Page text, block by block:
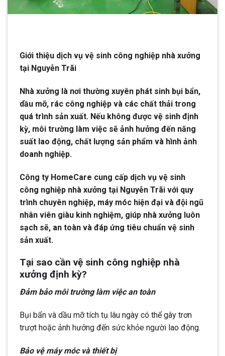
Giới thiệu dịch vụ vệ sinh công nghiệp nhà xưởng
tại Nguyễn Trãi
Nhà xưởng là nơi thường xuyên phát sinh bụi bẩn,
dầu mỡ, rác công nghiệp và các chất thải trong
quá trình sản xuất. Nếu không được vệ sinh định
kỳ, môi trường làm việc sẽ ảnh hưởng đến năng
suất lao động, chất lượng sản phẩm và hình ảnh
doanh nghiệp.
Công ty HomeCare cung cấp dịch vụ vệ sinh
công nghiệp nhà xưởng tại Nguyễn Trãi với quy
trình chuyên nghiệp, máy móc hiện đại và đội ngũ
nhân viên giàu kinh nghiệm, giúp nhà xưởng luôn
sạch sẽ, an toàn và đáp ứng tiêu chuẩn vệ sinh
sản xuất.
Tại sao cần vệ sinh công nghiệp nhà
xưởng định kỳ?
Đảm bảo môi trường làm việc an toàn
Bụi bẩn và dầu mỡ tích tụ lâu ngày có thể gây trơn
trượt hoặc ảnh hưởng đến sức khỏe người lao động.
Bảo vệ máy móc và thiết bị